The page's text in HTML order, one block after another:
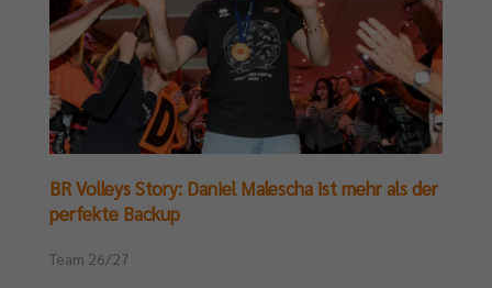
BR Volleys Story: Daniel Malescha ist mehr als der
perfekte Backup
Team 26/27